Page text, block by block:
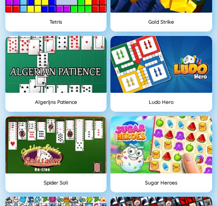
Tetris Gold Strike
Algerijns Patience Ludo Hero
Spider Soli Sugar Heroes